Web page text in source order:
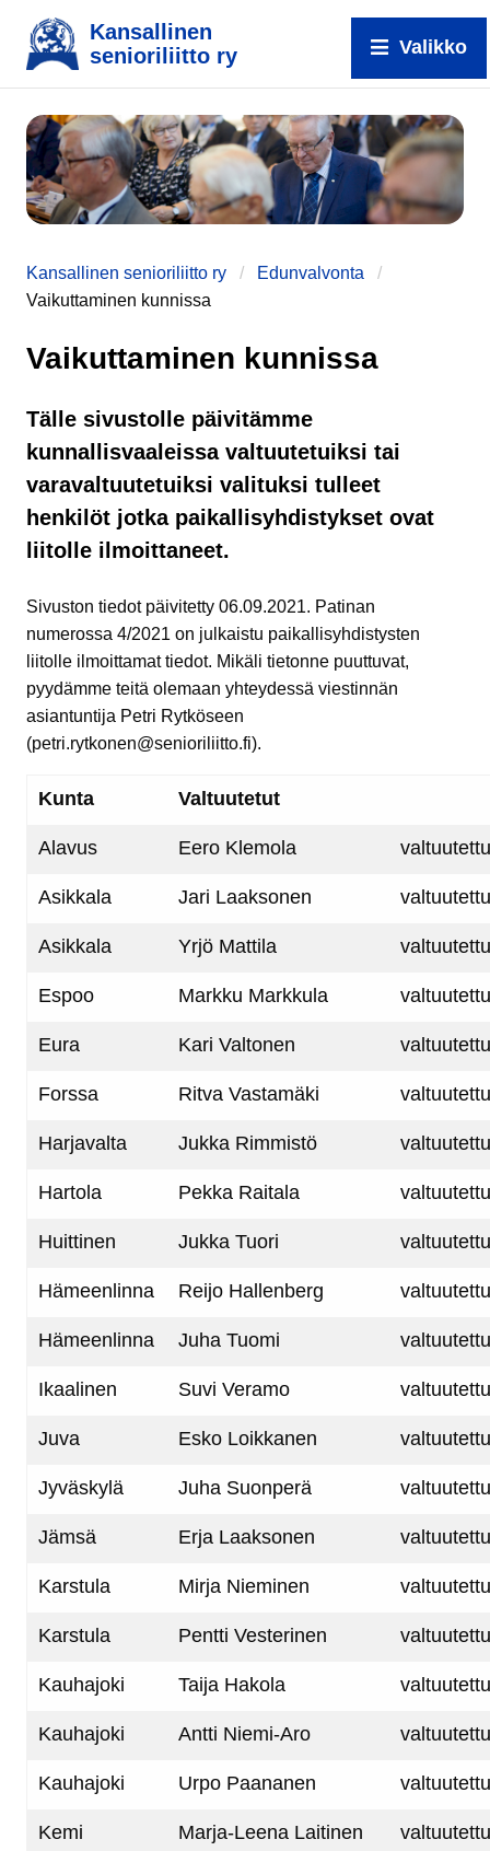
Kansallinen
senioriliitto ry
Valikko
Kansallinen senioriliitto ry
Edunvalvonta
Vaikuttaminen kunnissa
Vaikuttaminen kunnissa
Tälle sivustolle päivitämme
kunnallisvaaleissa valtuutetuiksi tai
varavaltuutetuiksi valituksi tulleet
henkilöt jotka paikallisyhdistykset ovat
liitolle ilmoittaneet.
Sivuston tiedot päivitetty 06.09.2021. Patinan
numerossa 4/2021 on julkaistu paikallisyhdistysten
liitolle ilmoittamat tiedot. Mikäli tietonne puuttuvat,
pyydämme teitä olemaan yhteydessä viestinnän
asiantuntija Petri Rytköseen
(petri.rytkonen@senioriliitto.fi).
Kunta Valtuutetut
Alavus Eero Klemola valtuutettu
Asikkala Jari Laaksonen valtuutettu
Asikkala Yrjö Mattila valtuutettu
Espoo Markku Markkula valtuutettu
Eura Kari Valtonen valtuutettu
Forssa Ritva Vastamäki valtuutettu
Harjavalta Jukka Rimmistö valtuutettu
Hartola Pekka Raitala valtuutettu
Huittinen Jukka Tuori valtuutettu
Hämeenlinna Reijo Hallenberg valtuutettu
Hämeenlinna Juha Tuomi valtuutettu
Ikaalinen Suvi Veramo valtuutettu
Juva Esko Loikkanen valtuutettu
Jyväskylä Juha Suonperä valtuutettu
Jämsä Erja Laaksonen valtuutettu
Karstula Mirja Nieminen valtuutettu
Karstula Pentti Vesterinen valtuutettu
Kauhajoki Taija Hakola valtuutettu
Kauhajoki Antti Niemi-Aro valtuutettu
Kauhajoki Urpo Paananen valtuutettu
Kemi Marja-Leena Laitinen valtuutettu